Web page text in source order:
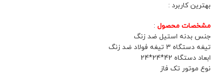
بهترین کاربرد :
مشخصات محصول :
جنس بدنه استیل ضد زنگ
تیغه دستگاه 3 تیغه فولاد ضد زنگ
ابعاد دستگاه 42*24*24
نوع موتور تک فاز